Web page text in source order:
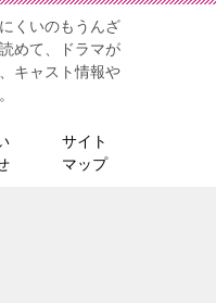
くいのもうんざ
めて、ドラマが
キャスト情報や
サイト
マップ